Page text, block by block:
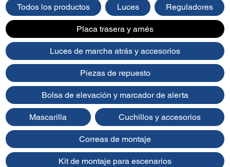
Todos los productos Luces Reguladores
Placa trasera y arnés
Luces de marcha atrás y accesorios
Piezas de repuesto
Bolsa de elevación y marcador de alerta
Mascarilla Cuchillos y accesorios
Correas de montaje
Kit de montaje para escenarios